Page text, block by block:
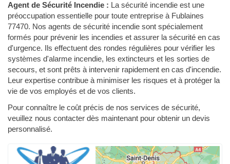
Agent de Sécurité Incendie : La sécurité incendie est une
préoccupation essentielle pour toute entreprise à Fublaines
77470. Nos agents de sécurité incendie sont spécialement
formés pour prévenir les incendies et assurer la sécurité en cas
d'urgence. Ils effectuent des rondes régulières pour vérifier les
systèmes d'alarme incendie, les extincteurs et les sorties de
secours, et sont prêts à intervenir rapidement en cas d'incendie.
Leur expertise contribue à minimiser les risques et à protéger la
vie de vos employés et de vos clients.
Pour connaître le coût précis de nos services de sécurité,
veuillez nous contacter dès maintenant pour obtenir un devis
personnalisé.